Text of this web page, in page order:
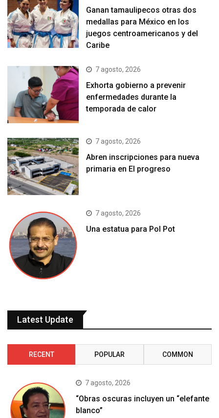
Ganan tamaulipecos otras dos
medallas para México en los
juegos centroamericanos y del
Caribe
7 agosto, 2026
Exhorta gobierno a prevenir
enfermedades durante la
temporada de calor
7 agosto, 2026
Abren inscripciones para nueva
primaria en El progreso
7 agosto, 2026
Una estatua para Pol Pot
Latest Update
RECENT POPULAR COMMON
7 agosto, 2026
“Obras oscuras incluyen un “elefante
blanco”